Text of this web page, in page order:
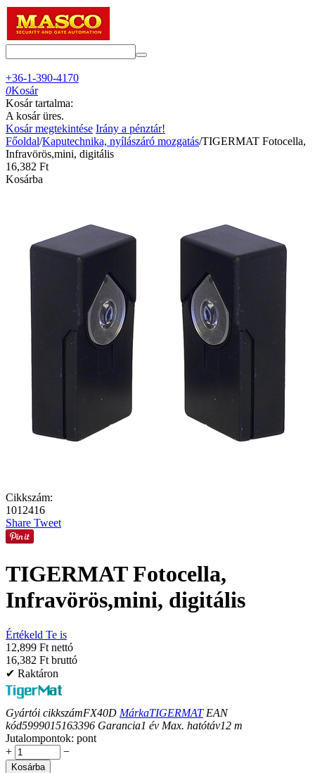
+36-1-390-4170
0Kosár
Kosár tartalma:
A kosár üres.
Kosár megtekintése Irány a pénztár!
Főoldal/Kaputechnika, nyílászáró mozgatás/TIGERMAT Fotocella,
Infravörös,mini, digitális
16,382 Ft
Kosárba
Cikkszám:
1012416
Share Tweet
TIGERMAT Fotocella,
Infravörös,mini, digitális
Értékeld Te is
12,899 Ft nettó
16,382 Ft bruttó
✔ Raktáron
Gyártói cikkszámFX40D MárkaTIGERMAT EAN
kód5999015163396 Garancia1 év Max. hatótáv12 m
Jutalompontok: pont
+
−
Kosárba